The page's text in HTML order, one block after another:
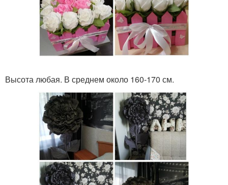
Высота любая. В среднем около 160-170 см.